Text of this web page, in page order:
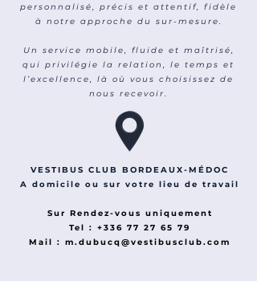
personnalisé, précis et attentif, fidèle
à notre approche du sur-mesure.
Un service mobile, fluide et maîtrisé,
qui privilégie la relation, le temps et
l’excellence, là où vous choisissez de
nous recevoir.
VESTIBUS CLUB BORDEAUX-MÉDOC
A domicile ou sur votre lieu de travail
Sur Rendez-vous uniquement
Tel : +336 77 27 65 79
Mail : m.dubucq@vestibusclub.com